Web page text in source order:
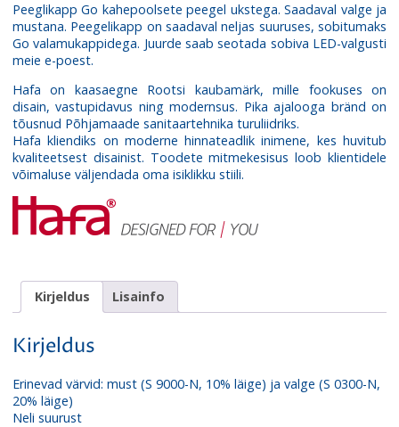
Peeglikapp Go kahepoolsete peegel ukstega. Saadaval valge ja
mustana. Peegelikapp on saadaval neljas suuruses, sobitumaks
Go valamukappidega. Juurde saab seotada sobiva LED-valgusti
meie e-poest.
Hafa on kaasaegne Rootsi kaubamärk, mille fookuses on
disain, vastupidavus ning modernsus. Pika ajalooga bränd on
tõusnud Põhjamaade sanitaartehnika turuliidriks.
Hafa kliendiks on moderne hinnateadlik inimene, kes huvitub
kvaliteetsest disainist. Toodete mitmekesisus loob klientidele
võimaluse väljendada oma isiklikku stiili.
Kirjeldus Lisainfo
Kirjeldus
Erinevad värvid: must (S 9000-N, 10% läige) ja valge (S 0300-N,
20% läige)
Neli suurust